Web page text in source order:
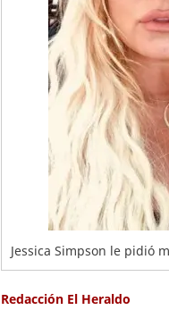
Jessica Simpson le pidió
Redacción El Heraldo